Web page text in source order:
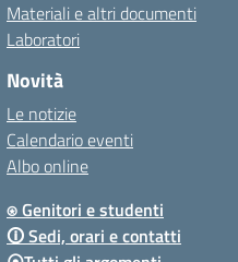
Materiali e altri documenti
Laboratori
Novità
Le notizie
Calendario eventi
Albo online
⍟ Genitori e studenti
🛈 Sedi, orari e contatti